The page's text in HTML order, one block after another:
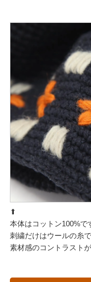
⬆︎
本体はコットン100%で
刺繍だけはウールの糸
素材感のコントラスト